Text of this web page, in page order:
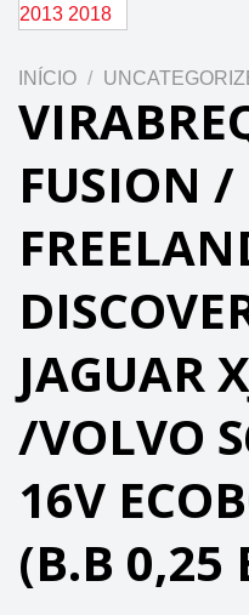
INÍCIO /
FUSION /
JAGUAR
/VOLVO
16V
(B.B 0,25